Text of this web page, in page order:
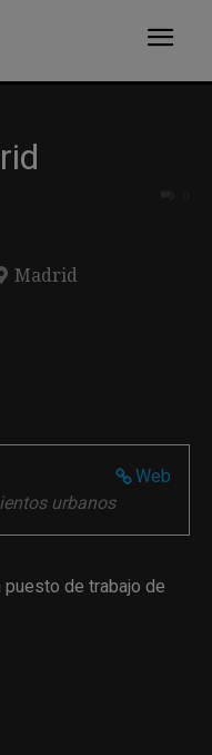
Madrid
Web
urbanos
puesto de trabajo de